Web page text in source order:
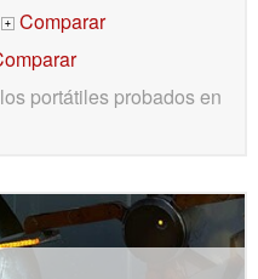
+
Comparar
portátiles probados en